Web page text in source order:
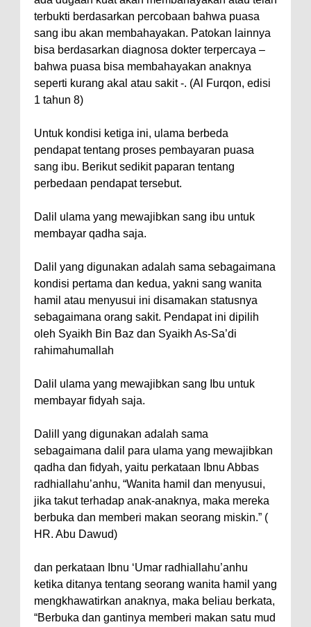
terbukti berdasarkan percobaan bahwa puasa
sang ibu akan membahayakan. Patokan lainnya
bisa berdasarkan diagnosa dokter terpercaya –
bahwa puasa bisa membahayakan anaknya
seperti kurang akal atau sakit -. (Al Furqon, edisi
1 tahun 8)
Untuk kondisi ketiga ini, ulama berbeda
pendapat tentang proses pembayaran puasa
sang ibu. Berikut sedikit paparan tentang
perbedaan pendapat tersebut.
Dalil ulama yang mewajibkan sang ibu untuk
membayar qadha saja.
Dalil yang digunakan adalah sama sebagaimana
kondisi pertama dan kedua, yakni sang wanita
hamil atau menyusui ini disamakan statusnya
sebagaimana orang sakit. Pendapat ini dipilih
oleh Syaikh Bin Baz dan Syaikh As-Sa’di
rahimahumallah
Dalil ulama yang mewajibkan sang Ibu untuk
membayar fidyah saja.
Dalill yang digunakan adalah sama
sebagaimana dalil para ulama yang mewajibkan
qadha dan fidyah, yaitu perkataan Ibnu Abbas
radhiallahu’anhu, “Wanita hamil dan menyusui,
jika takut terhadap anak-anaknya, maka mereka
berbuka dan memberi makan seorang miskin.” (
HR. Abu Dawud)
dan perkataan Ibnu ‘Umar radhiallahu’anhu
ketika ditanya tentang seorang wanita hamil yang
mengkhawatirkan anaknya, maka beliau berkata,
“Berbuka dan gantinya memberi makan satu mud